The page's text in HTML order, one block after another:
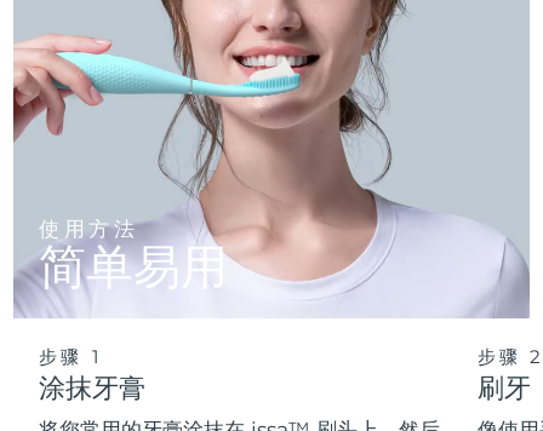
使用方法
简单易用
步骤 1
涂抹牙膏
步骤
刷牙